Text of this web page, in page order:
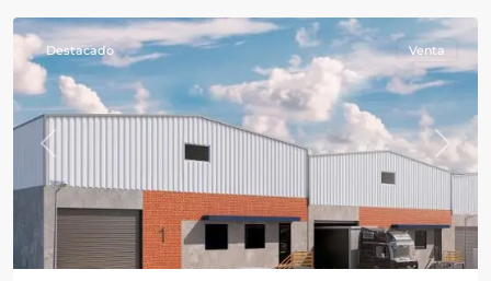
Previous Next
Destacado Venta